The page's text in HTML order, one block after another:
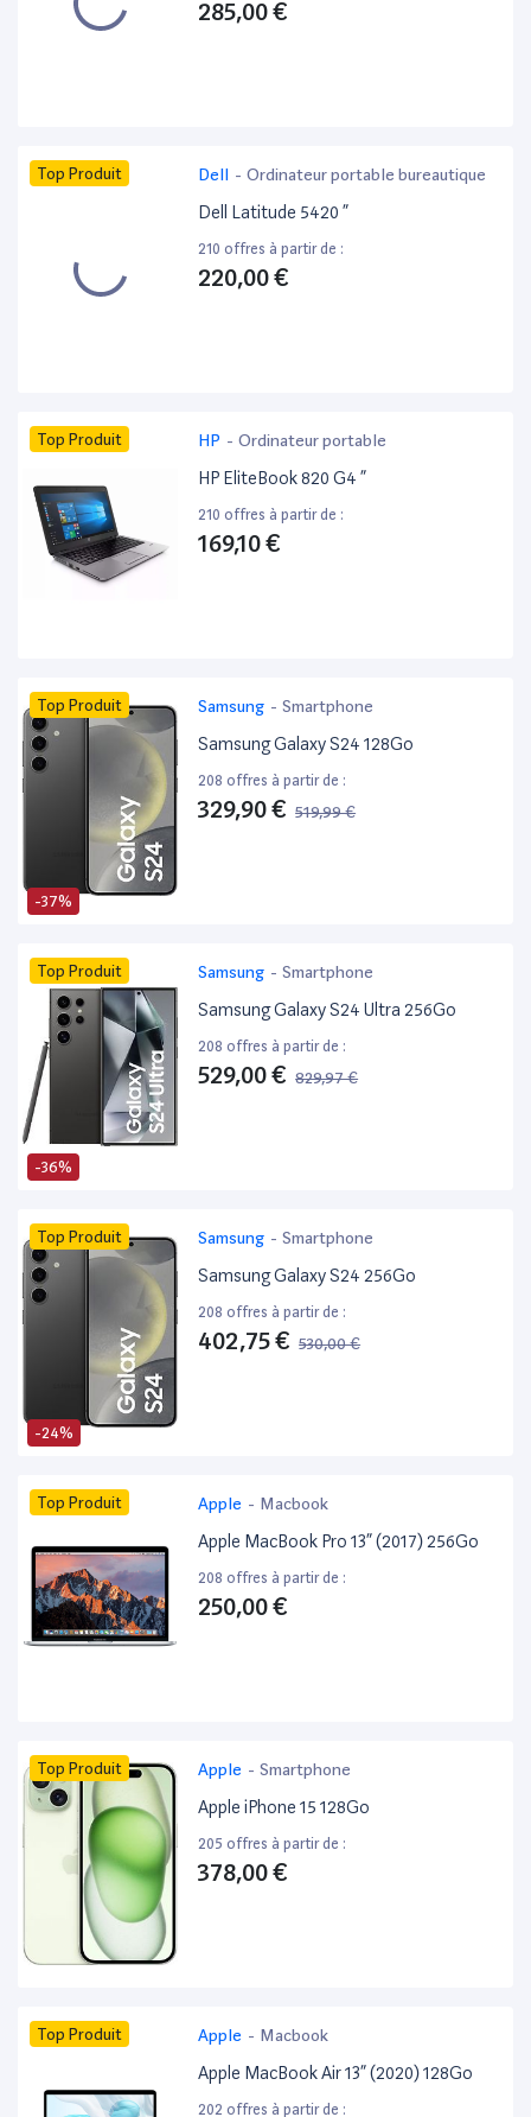
285,00 €
Top Produit Dell - Ordinateur portable bureautique
Dell Latitude 5420 ”
210 offres à partir de :
220,00 €
Top Produit HP - Ordinateur portable
HP EliteBook 820 G4 ”
210 offres à partir de :
169,10 €
-37%
Top Produit Samsung - Smartphone
Samsung Galaxy S24 128Go
208 offres à partir de :
329,90 € 519,99 €
-36%
Top Produit Samsung - Smartphone
Samsung Galaxy S24 Ultra 256Go
208 offres à partir de :
529,00 € 829,97 €
-24%
Top Produit Samsung - Smartphone
Samsung Galaxy S24 256Go
208 offres à partir de :
402,75 € 530,00 €
Top Produit Apple - Macbook
Apple MacBook Pro 13” (2017) 256Go
208 offres à partir de :
250,00 €
Top Produit Apple - Smartphone
Apple iPhone 15 128Go
205 offres à partir de :
378,00 €
Top Produit Apple - Macbook
Apple MacBook Air 13” (2020) 128Go
202 offres à partir de :